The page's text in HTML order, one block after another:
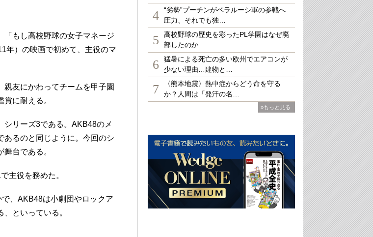
もし高校野球の女子マネージ
年）の映画で初めて、主役のマ
友にかわってチームを甲子園
に耐える。
リーズ3である。AKB48のメ
あるのと同じように。今回のシ
台である。
主役を務めた。
で、AKB48は小劇団やロックア
といっている。
4
“劣勢”プーチンがベラルーシ軍の参戦へ
圧力、それでも独…
5
高校野球の歴史を彩ったPL学園はなぜ廃
部したのか
6
猛暑による死亡の多い欧州でエアコンが
少ない理由…建物と…
7
〈熊本地震〉熱中症からどう命を守る
か？人間は「発汗の名…
»もっと見る